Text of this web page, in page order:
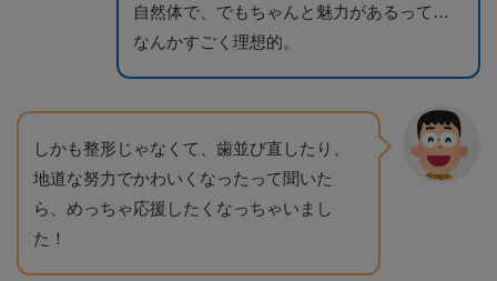
自然体で、でもちゃんと魅力があるって…
なんかすごく理想的。
しかも整形じゃなくて、歯並び直したり、
地道な努力でかわいくなったって聞いた
ら、めっちゃ応援したくなっちゃいまし
た！